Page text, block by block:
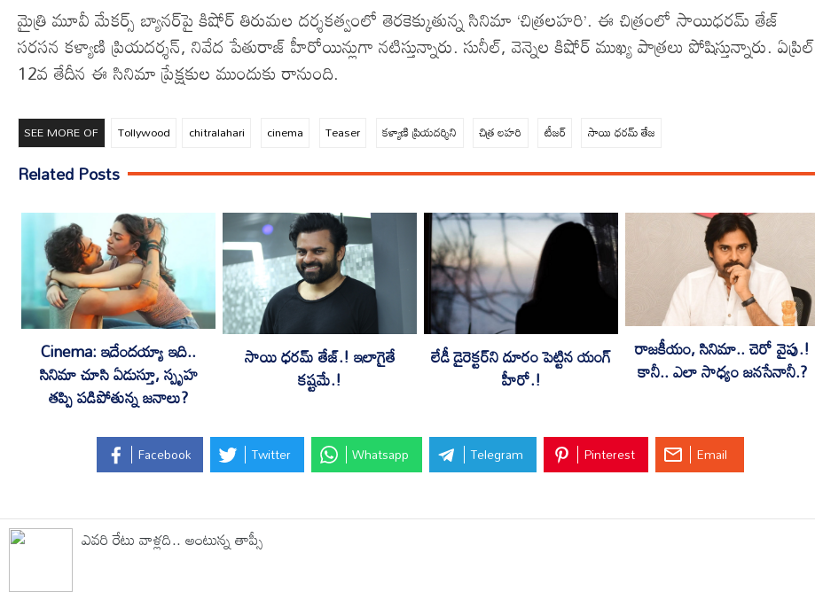
మైత్రి మూవీ మేకర్స్ బ్యానర్‌పై కిషోర్ తిరుమల దర్శకత్వంలో తెరకెక్కుతున్న సినిమా ‘చిత్రలహరి’. ఈ చిత్రంలో సాయిధరమ్ తేజ్
సరసన కళ్యాణి ప్రియదర్శన్, నివేద పేతురాజ్ హీరోయిన్లుగా నటిస్తున్నారు. సునీల్, వెన్నెల కిషోర్ ముఖ్య పాత్రలు పోషిస్తున్నారు. ఏప్రిల్
12వ తేదీన ఈ సినిమా ప్రేక్షకుల ముందుకు రానుంది.
SEE MORE OF Tollywood chitralahari cinema Teaser కళ్యాణి ప్రియదర్శిని చిత్ర లహరి టీజర్ సాయి ధరమ్ తేజ
Related Posts
‎Cinema: ఇదేందయ్యా ఇది..
సినిమా చూసి ఏడుస్తూ, స్పృహ
తప్పి పడిపోతున్న జనాలు?
సాయి ధరమ్ తేజ్.! ఇలాగైతే
కష్టమే.!
లేడీ డైరెక్టర్‌ని దూరం పెట్టిన యంగ్
హీరో.!
రాజకీయం, సినిమా.. చెరో వైపు.!
కానీ.. ఎలా సాధ్యం జనసేనానీ.?
Facebook Twitter Whatsapp Telegram Pinterest Email
ఎవ‌రి రేటు వాళ్ల‌ది.. అంటున్న‌ తాప్సీ